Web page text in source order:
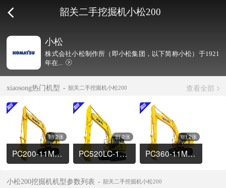
韶关二手挖掘机小松200
小松
株式会社小松制作所（即小松集团，以下简称小松）于1921
年在...
xiaosong热门机型 韶关二手挖掘机小松200 查看全部
2张
PC200-11M0挖掘机
2张
PC520LC-11M0挖掘机
2张
PC360-11M0挖掘机
小松200挖掘机机型参数列表 韶关二手挖掘机小松200